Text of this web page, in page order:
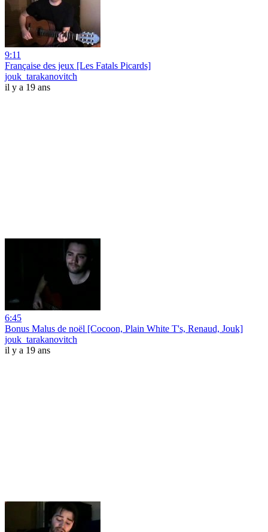
9:11
Française des jeux [Les Fatals Picards]
jouk_tarakanovitch
il y a 19 ans
6:45
Bonus Malus de noël [Cocoon, Plain White T's, Renaud, Jouk]
jouk_tarakanovitch
il y a 19 ans